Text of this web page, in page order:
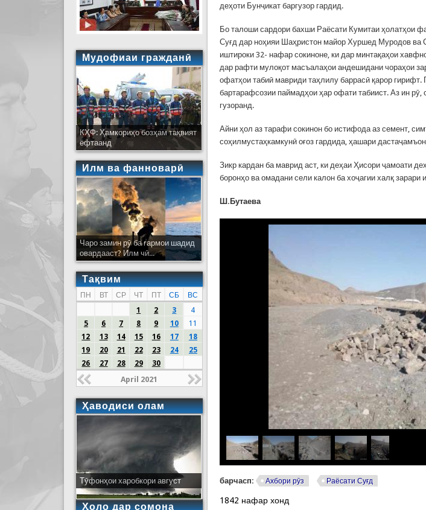
деҳоти Бунҷикат баргузор гардид.
Бо талоши сардори бахши Раёсати Кумитаи ҳолатҳои
Суғд дар ноҳияи Шаҳристон майор Хуршед Муродов ва
иштироки 32- нафар сокиноне, ки дар минтақаҳои
дар рафти мулоқот масъалаҳои андешидани чораҳои
офатҳои табиӣ мавриди таҳлилу баррасӣ қарор
бартарафсозии паймадҳои ҳар офати табиист. Аз ин рӯ,
гузоранд.
Айни ҳол аз тарафи сокинон бо истифода аз семент,
соҳилмустаҳкамкунӣ оғоз гардида, ҳашари
Зикр кардан ба маврид аст, ки деҳаи Ҳисори ҷамоати
боронҳо ва омадани сели калон ба хоҷагии халқ зарари
Ш.Бутаева
барчасп: Ахбори рӯз Раёсати Суғд
1842 нафар хонд
Мудофиаи гражданӣ
КҲФ: Ҳамкориҳо бозҳам тақвият
ёфтаанд
Илм ва фанноварӣ
Чаро замин рӯ ба гармои шадид
овардааст? Илм чӣ...
Тақвим
ПН ВТ СР ЧТ ПТ СБ
ВС
1
2 3
4
5
6 7 8 9 10
11
12
13 14 15 16 17
18
19
20 21 22 23 24
25
26
27 28 29 30
April 2021
Ҳаводиси олам
Тӯфонҳои харобкори август
Ҳоло дар сомона